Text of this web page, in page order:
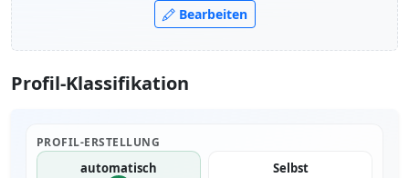
Bearbeiten
Profil-Klassifikation
PROFIL-ERSTELLUNG
automatisch Selbst